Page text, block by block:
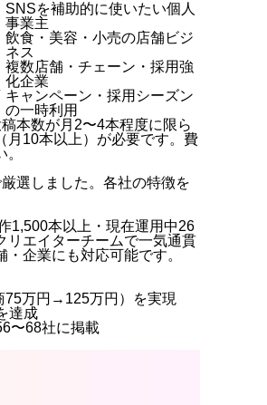
SNSを補助的に使いたい個人
事業主
飲食・美容・小売の店舗ビジ
ネス
複数店舗・チェーン・採用強
化企業
キャンペーン・採用シーズン
の一時利用
本数が月2〜4本程度に限ら
月10本以上）が必要です。費
選しました。各社の特徴を
1,500本以上・現在運用中26
リエイターチームで一気通貫
企業にも対応可能です。
75万円→125万円）を実現
達成
〜68社に掲載